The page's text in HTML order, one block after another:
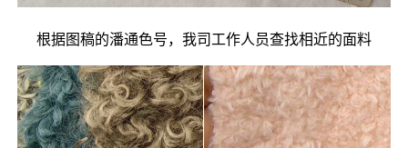
根据图稿的潘通色号，我司工作人员查找相近的面料